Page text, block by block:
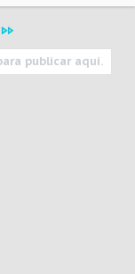
Último
publicar aquí.